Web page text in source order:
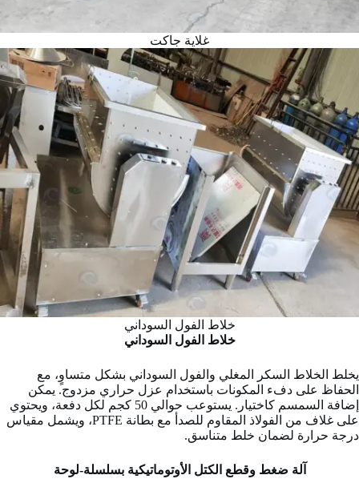
غلاية جاكت
خلاط الفول السوداني
خلاط الفول السوداني
يخلط الخلاط السكر المغلي والفول السوداني بشكل متساوٍ، مع
الحفاظ على دفء المكونات باستخدام عزل حراري مزدوج. يمكن
إضافة السمسم كاختيار. يستوعب حوالي 50 كجم لكل دفعة، ويحتوي
على غلاف من الفولاذ المقاوم للصدأ مع بطانة PTFE، ويشمل مقياس
درجة حرارة لضمان خلط متناسق.
آلة ضغط وقطع الكتل الأوتوماتيكية بسلسلة-لوحة